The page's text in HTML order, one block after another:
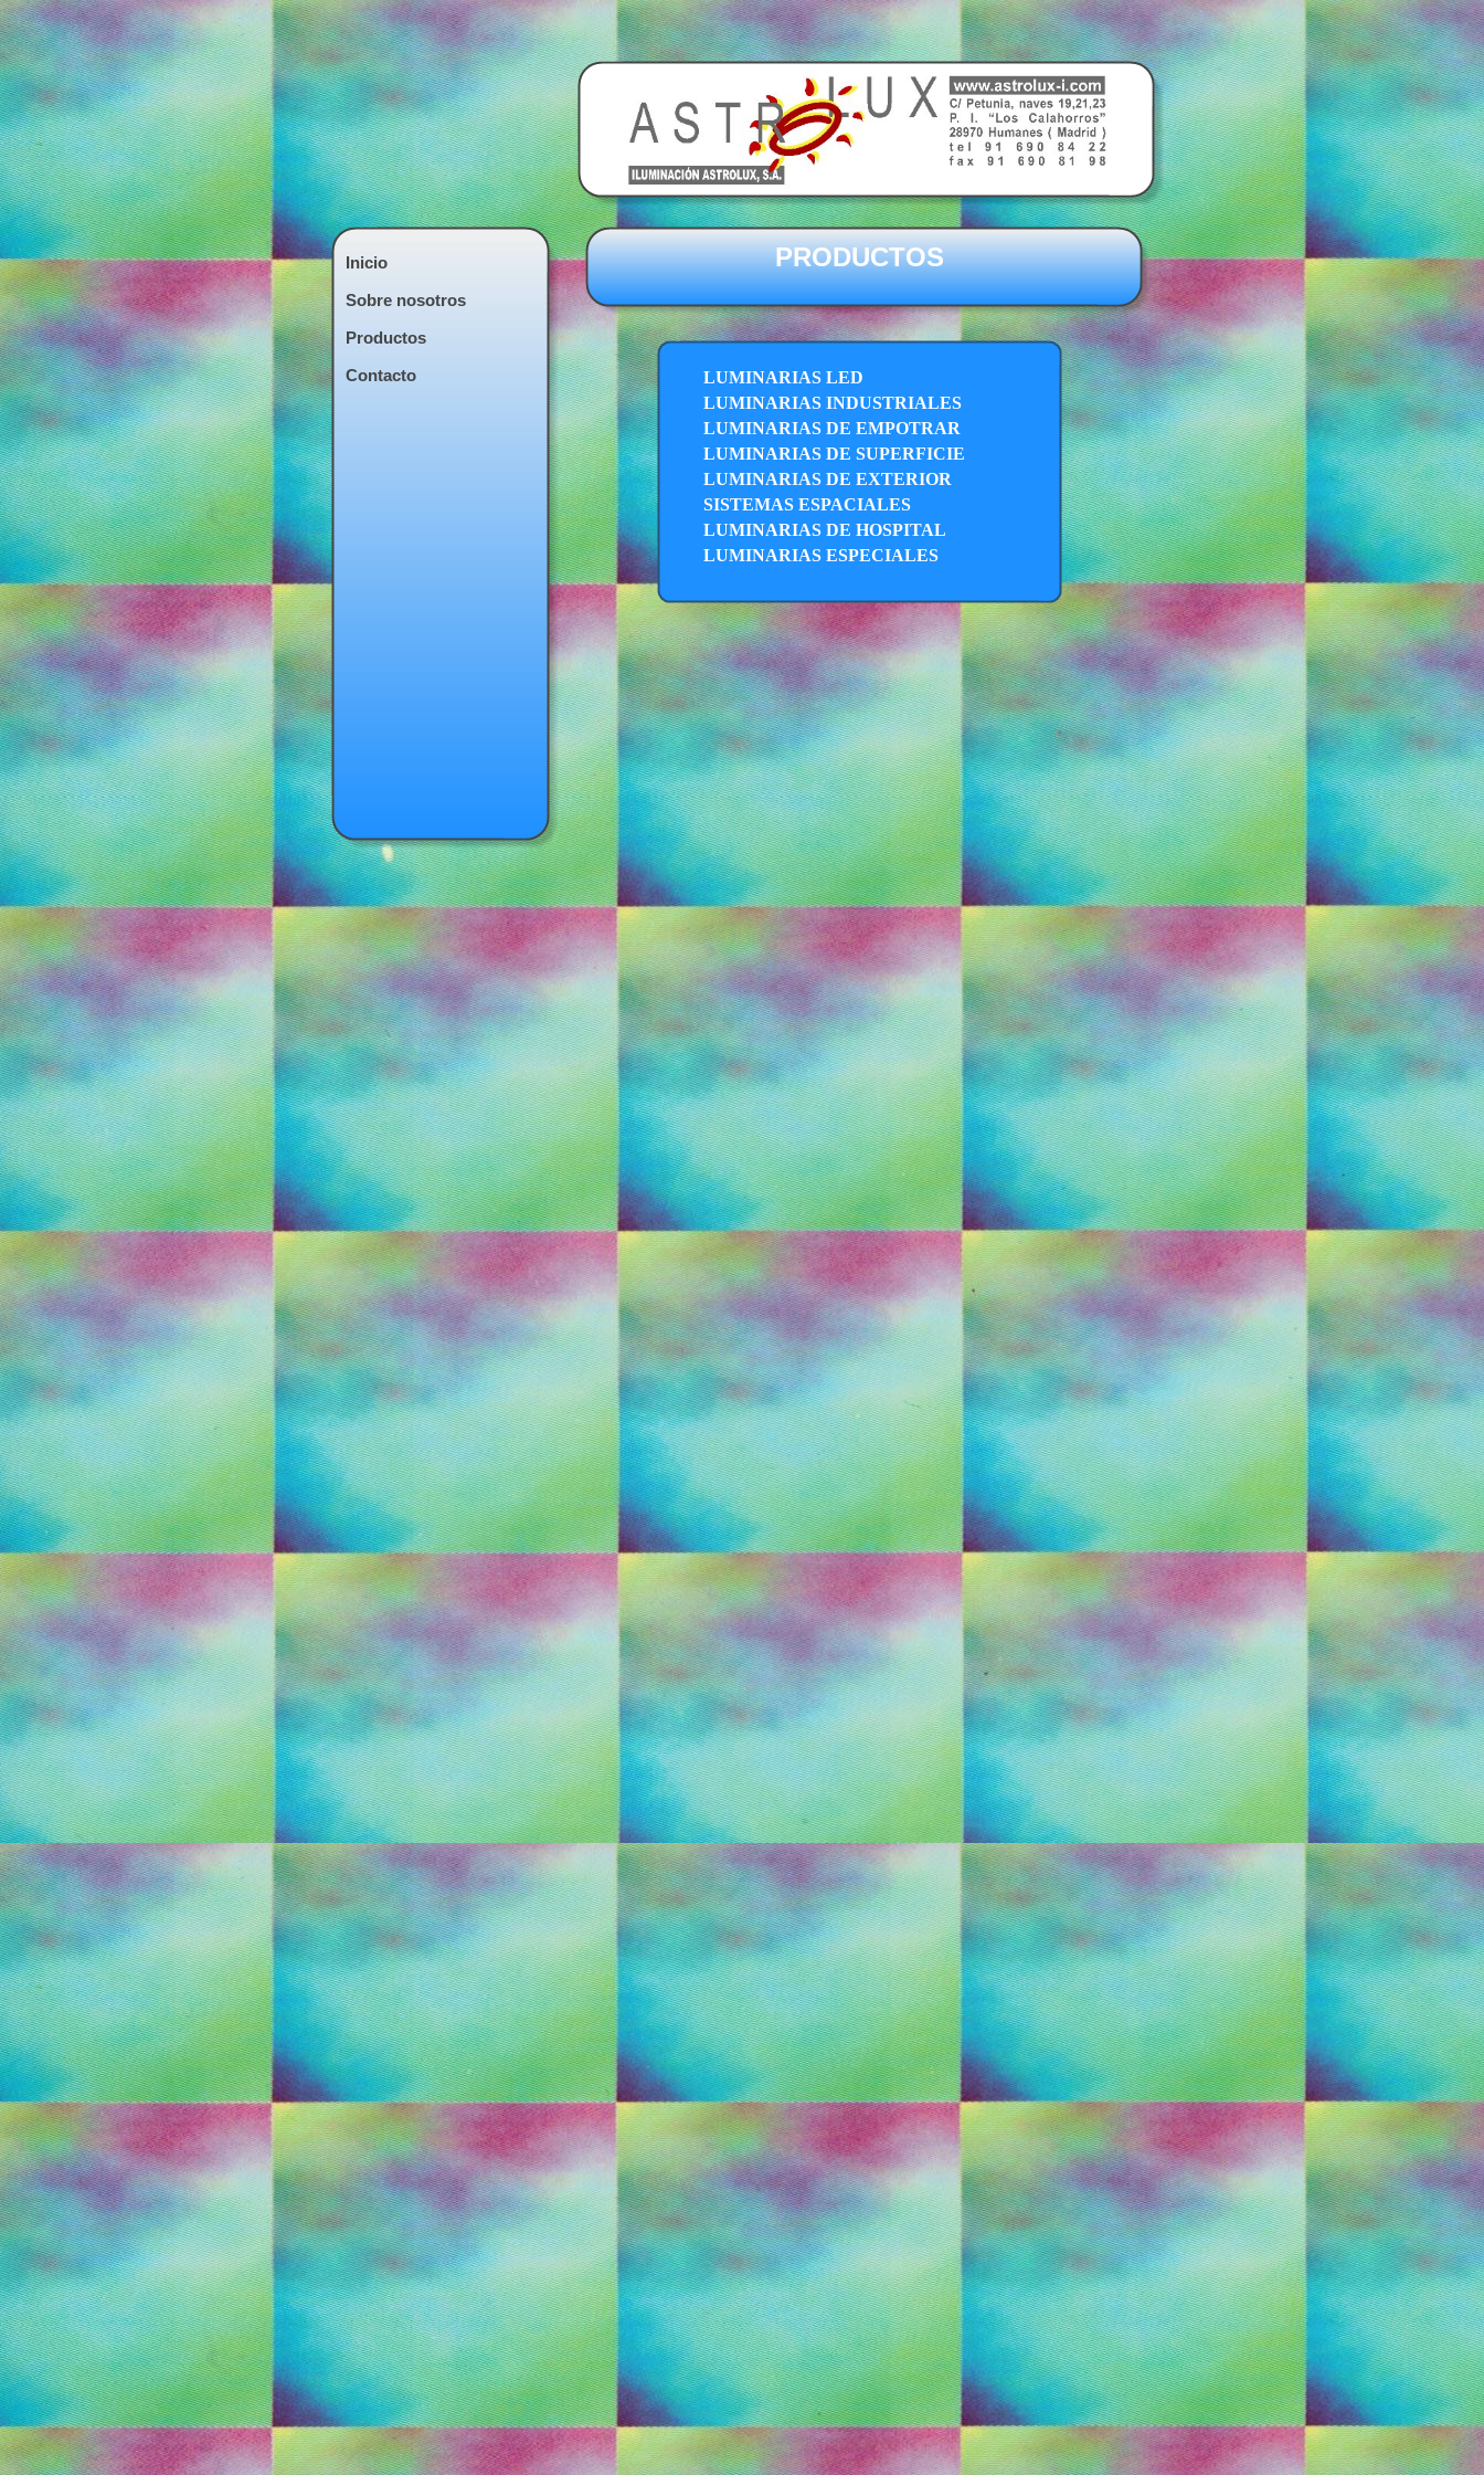
Inicio
Sobre nosotros
Productos
Contacto
LUMINARIAS LED
LUMINARIAS INDUSTRIALES
LUMINARIAS DE EMPOTRAR
LUMINARIAS DE SUPERFICIE
LUMINARIAS DE EXTERIOR
SISTEMAS ESPACIALES
LUMINARIAS DE HOSPITAL
LUMINARIAS ESPECIALES
PRODUCTOS